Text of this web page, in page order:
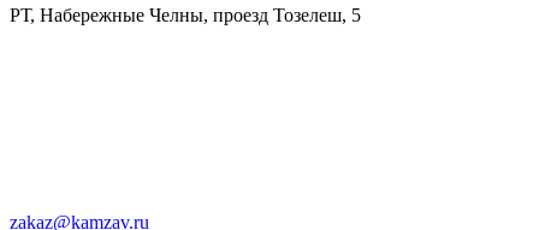
РТ, Набережные Челны, проезд Тозелеш, 5
zakaz@kamzav.ru